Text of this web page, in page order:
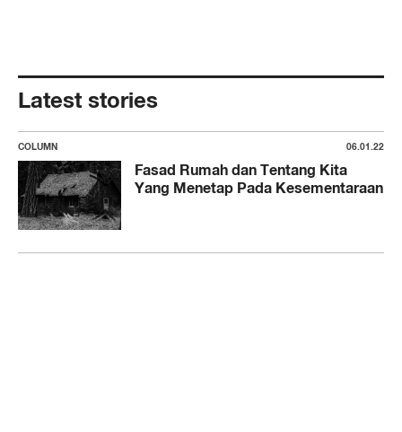
Latest stories
COLUMN 06.01.22
Fasad Rumah dan Tentang Kita
Yang Menetap Pada Kesementaraan